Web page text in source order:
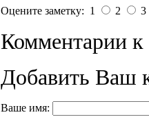
Оцените заметку: 1 2 3
Комментарии к
Добавить Ваш
Ваше имя: